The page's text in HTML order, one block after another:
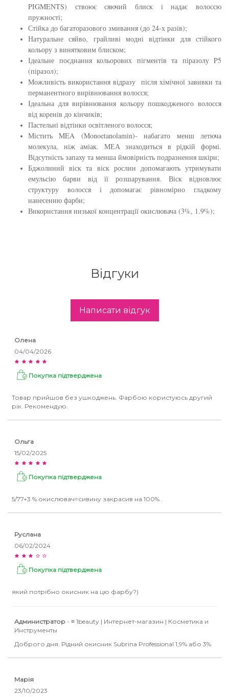
PIGMENTS) ствоює сяючий блиск і надає волоссю
пружності;
Стійка до багаторазового змивання (до 24-х разів);
Натуральне сяйво, грайливі модні відтінки для стійкого
кольору з винятковим блиском;
Ідеальне поєднання кольорових пігментів та піразолу P5
(піразол);
Можливість використання відразу після хімічної завивки та
перманентного вирівнювання волосся;
Ідеальна для вирівнювання кольору пошкодженого волосся
від коренів до кінчиків;
Пастельні відтінки освітленого волосся;
Містить MEA (Monoetanolamin)- набагато менш летюча
молекула, ніж аміак. МЕА знаходиться в рідкій формі.
Відсутність запаху та менша ймовірність подразнення шкіри;
Бджолиний віск та віск рослин допомагають утримувати
емульсію барви від її розшарування. Віск відновлює
структуру волосся і допомагає рівномірно гладкому
нанесенню фарби;
Використання низької концентрації окислювача (3%, 1.9%);
Відгуки
Написати відгук
Олена
04/04/2026
Покупка підтверджена
Товар прийшов без ушкоджень. Фарбою користуюсь другий
рік. Рекомендую.
Ольга
15/02/2025
Покупка підтверджена
5/77+3 % окислювач=сивину закрасив на 100% .
Руслана
06/02/2024
Покупка підтверджена
який потрібно окисник на цю фарбу?)
Администратор - ≡ 1beauty | Интернет-магазин | Косметика и
Инструменты
Доброго дня. Рідний окисник Subrina Professional 1,9% або 3%
Марія
23/10/2023
збереження кольору волосся
Subtil Global Lift - Глибоке відновлення
Subtil Man XY - Серія для чоловіків: для
догляду та укладання
Subtil Retouch Lab - захист кольору волосся
Освітлювальні засоби та окислювачі
Laboratoire Ducastel Subtil Blond
Subtil Beautist – чисте рішення для краси
волосся
Subrina Glow-Plex - Живлення, зволоження
та блиск волосся
You Look Glamour
You Look Professional